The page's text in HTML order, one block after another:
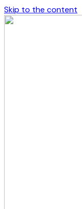
Skip to the content